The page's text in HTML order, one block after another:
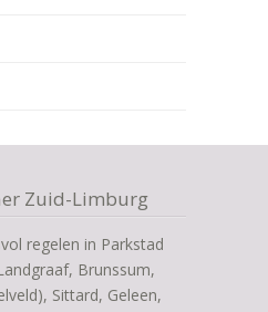
Zuid-Limburg
regelen in Parkstad
Brunssum,
Sittard, Geleen,